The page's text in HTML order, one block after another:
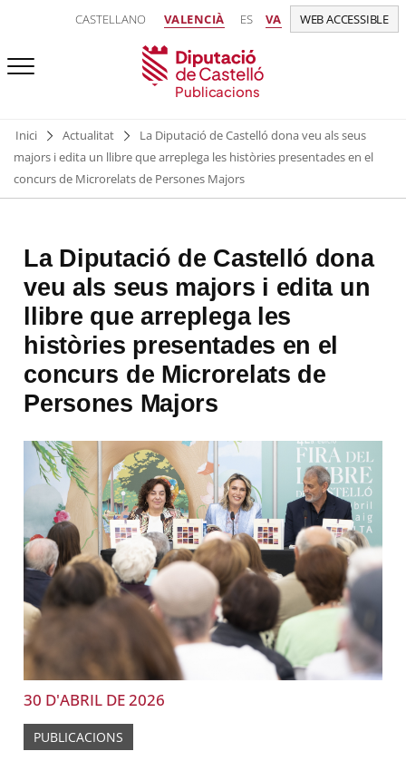
CASTELLANO VALENCIÀ ES VA WEB ACCESSIBLE
Publicacions
Inici Actualitat
La Diputació de Castelló dona veu als seus
majors i edita un llibre que arreplega les històries presentades en el
concurs de Microrelats de Persones Majors
La Diputació de Castelló dona
veu als seus majors i edita un
llibre que arreplega les
històries presentades en el
concurs de Microrelats de
Persones Majors
30 D'ABRIL DE 2026
PUBLICACIONS